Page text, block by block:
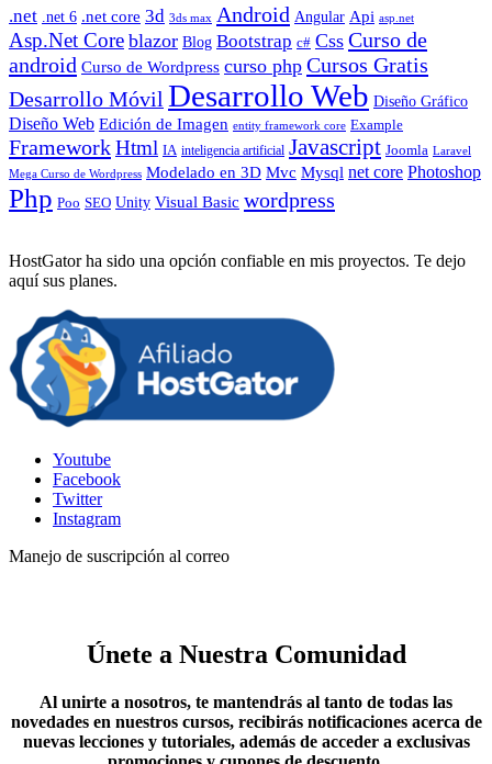
.net .net 6 .net core 3d 3ds max Android Angular Api asp.net
Asp.Net Core blazor Blog Bootstrap c# Css Curso de
android Curso de Wordpress curso php Cursos Gratis
Desarrollo Móvil Desarrollo Web Diseño Gráfico
Diseño Web Edición de Imagen entity framework core Example
FrameworkHtml IA inteligencia artificial Javascript Joomla Laravel
Mega Curso de Wordpress Modelado en 3D Mvc Mysql net core Photoshop
Php Poo SEO Unity Visual Basic wordpress
HostGator ha sido una opción confiable en mis proyectos. Te dejo
aquí sus planes.
Youtube
Facebook
Twitter
Instagram
Manejo de suscripción al correo
Únete a Nuestra Comunidad
Al unirte a nosotros, te mantendrás al tanto de todas las
novedades en nuestros cursos, recibirás notificaciones acerca de
nuevas lecciones y tutoriales, además de acceder a exclusivas